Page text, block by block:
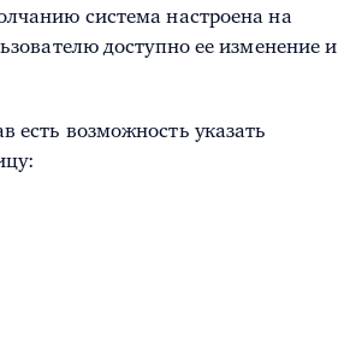
система настроена на
доступно ее изменение и
есть возможность указать